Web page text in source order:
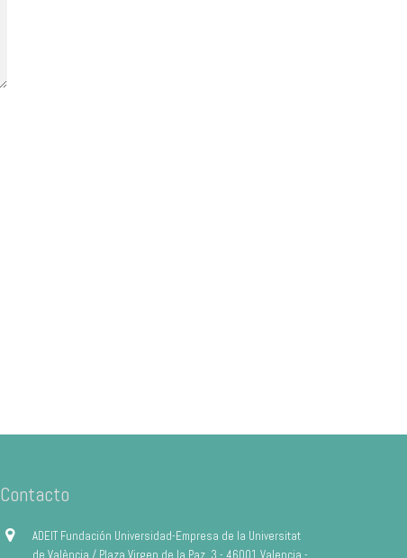
Contacto
ADEIT Fundación Universidad-Empresa de la Universitat
de València / Plaza Virgen de la Paz, 3 - 46001 Valencia -